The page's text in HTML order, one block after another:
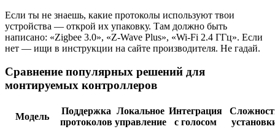
Если ты не знаешь, какие протоколы используют твои
устройства — открой их упаковку. Там должно быть
написано: «Zigbee 3.0», «Z-Wave Plus», «Wi-Fi 2.4 ГГц». Если
нет — ищи в инструкции на сайте производителя. Не гадай.
Сравнение популярных решений для
монтируемых контроллеров
Модель
Поддержка
протоколов
Локальное
управление
Интеграция
с голосом